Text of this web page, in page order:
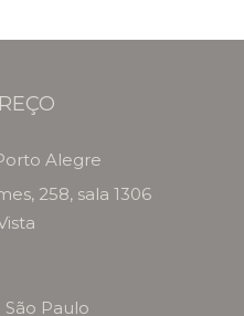
Alegre
258, sala 1306
Paulo